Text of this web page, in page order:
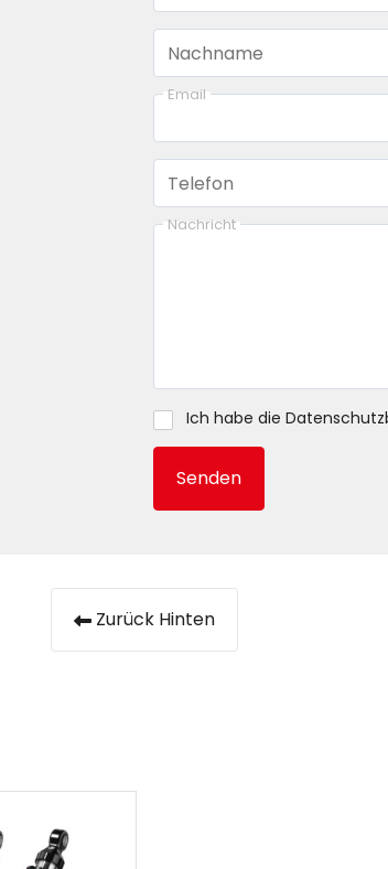
Nachname
Email
Telefon
Nachricht
Ich habe die
Senden
Zurück Hinten